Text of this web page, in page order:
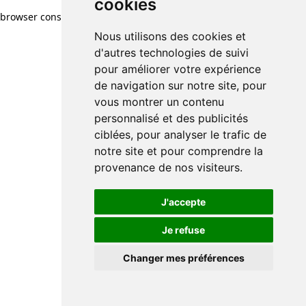
cookies
Nous utilisons des cookies et
d'autres technologies de suivi
pour améliorer votre expérience
de navigation sur notre site, pour
vous montrer un contenu
personnalisé et des publicités
ciblées, pour analyser le trafic de
notre site et pour comprendre la
provenance de nos visiteurs.
J'accepte
Je refuse
Changer mes préférences
browser console for more information)